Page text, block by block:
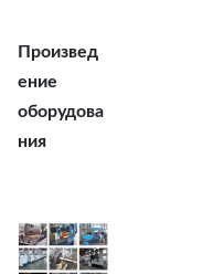
Произвед
ение
оборудова
ния